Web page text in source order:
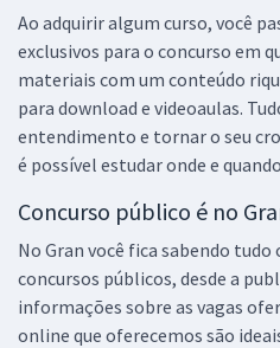
Ao adquirir algum curso, você
exclusivos para o concurso em
materiais com um conteúdo
para download e videoaulas.
entendimento e tornar o seu
é possível estudar onde e
Concurso público é no
No Gran você fica sabendo tudo
concursos públicos, desde a
informações sobre as vagas
online que oferecemos são